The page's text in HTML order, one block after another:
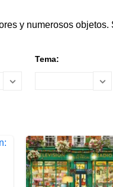
y numerosos
Tema: